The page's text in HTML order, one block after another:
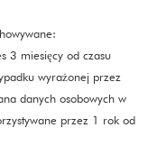
miesięcy od czasu
wyrażonej przez
danych osobowych w
przez 1 rok od